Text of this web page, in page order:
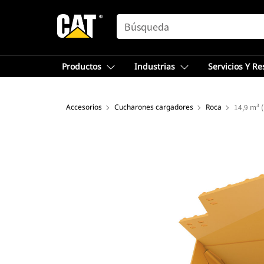
SEARCH
Productos Industrias Servicios Y
Accesorios Cucharones cargadores Roca 14,9 m³